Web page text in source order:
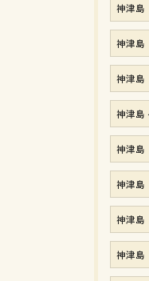
神津
神津
神津
神津島
神津
神津
神津
神津